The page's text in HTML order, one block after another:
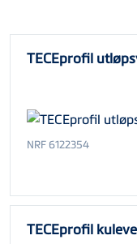
TECEprofil
NRF 6122354
TECEprofil